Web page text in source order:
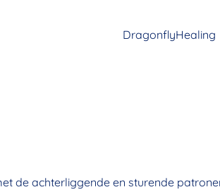
DragonflyHealing
de achterliggende en sturende